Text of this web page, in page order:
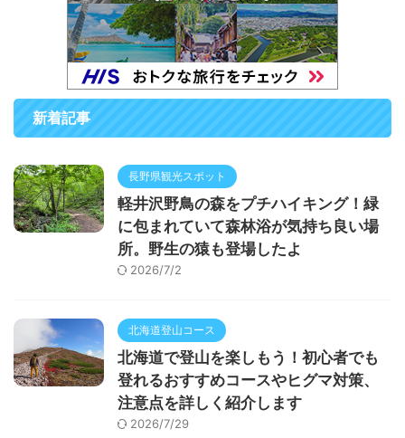
新着記事
長野県観光スポット
軽井沢野鳥の森をプチハイキング！緑
に包まれていて森林浴が気持ち良い場
所。野生の猿も登場したよ
2026/7/2
北海道登山コース
北海道で登山を楽しもう！初心者でも
登れるおすすめコースやヒグマ対策、
注意点を詳しく紹介します
2026/7/29